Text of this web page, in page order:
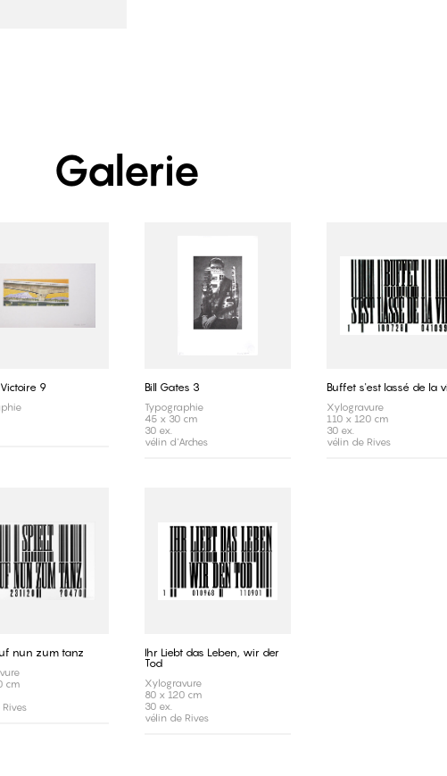
Galerie
9 Bill Gates 3
Typographie
45 x 30 cm
30 ex.
vélin d'Arches
Buffet s'est lassé de la
Xylogravure
110 x 120 cm
30 ex.
vélin de Rives
nun zum tanz
cm
Ihr Liebt das Leben, wir der
Tod
Xylogravure
80 x 120 cm
30 ex.
vélin de Rives